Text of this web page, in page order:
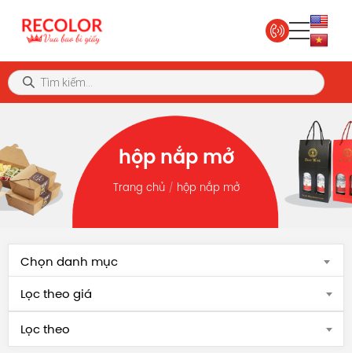
hộp nắp mở
Trang chủ hộp nắp mở
Chọn danh mục
Lọc theo giá
Lọc theo